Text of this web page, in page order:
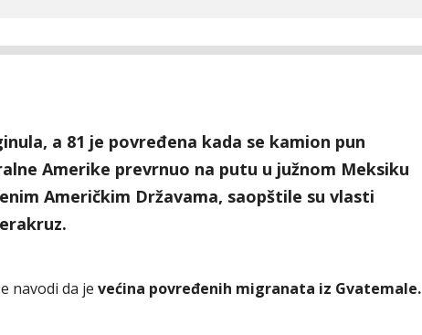
a 81 je povređena kada se kamion pun
Amerike prevrnuo na putu u južnom Meksiku
Američkim Državama, saopštile su vlasti
navodi da je većina povređenih migranata iz Gvatemale.